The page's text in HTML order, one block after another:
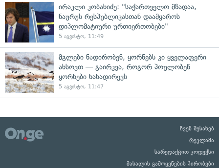
ირაკლი კობახიძე: "საქართველო მზადაა,
ნაურუს რესპუბლიკასთან დაამყაროს
დიპლომატიური ურთიერთობები"
5 აგვისტო, 11:49
მგლები ნადირობენ, ყორნებს კი ყველაფერი
ახსოვთ — გაირკვა, როგორ პოულობენ
ყორნები ნანადირევს
5 აგვისტო, 11:47
ჩვენ შესახებ
რეკლამა
სარედაქციო კოდექსი
მასალის გამოყენების პირობები